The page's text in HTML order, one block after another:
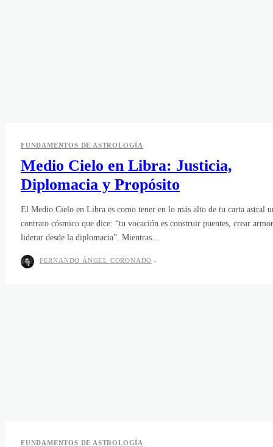
FUNDAMENTOS DE ASTROLOGÍA
Medio Cielo en Libra: Justicia,
Diplomacia y Propósito
El Medio Cielo en Libra es como tener en lo más alto de tu carta astral
contrato cósmico que dice: “tu vocación es construir puentes, crear
liderar desde la diplomacia”. Mientras...
FERNANDO ÁNGEL CORONADO -
FUNDAMENTOS DE ASTROLOGÍA